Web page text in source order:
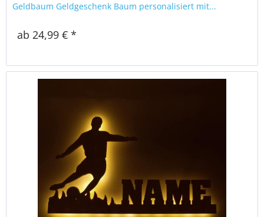
Geldbaum Geldgeschenk Baum personalisiert mit...
ab 24,99 € *